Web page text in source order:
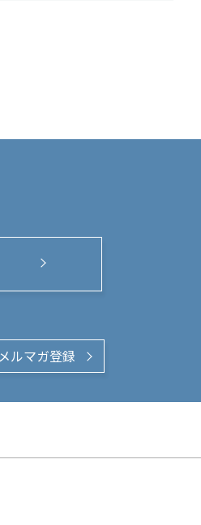
メルマガ登録